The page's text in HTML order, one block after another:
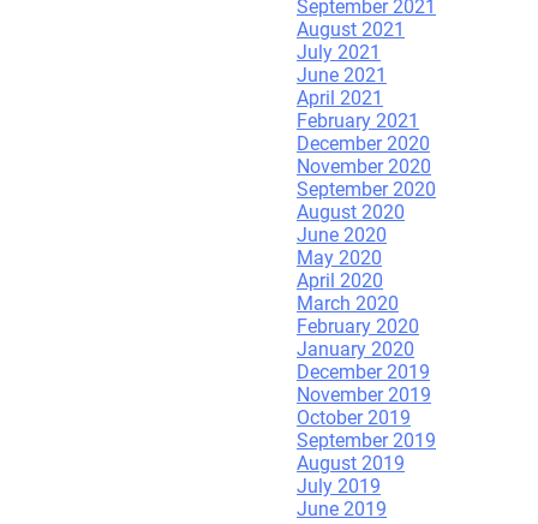
September 2021
August 2021
July 2021
June 2021
April 2021
February 2021
December 2020
November 2020
September 2020
August 2020
June 2020
May 2020
April 2020
March 2020
February 2020
January 2020
December 2019
November 2019
October 2019
September 2019
August 2019
July 2019
June 2019